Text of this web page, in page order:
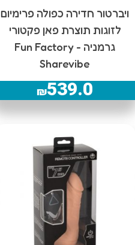
ויברטור חדירה כפולה פרימיום
לזוגות תוצרת פאן פקטורי
גרמניה Fun Factory -
Sharevibe
₪539.0